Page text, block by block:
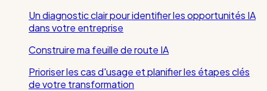
Un diagnostic clair pour identifier les opportunités IA
dans votre entreprise
Construire ma feuille de route IA
Prioriser les cas d'usage et planifier les étapes clés
de votre transformation